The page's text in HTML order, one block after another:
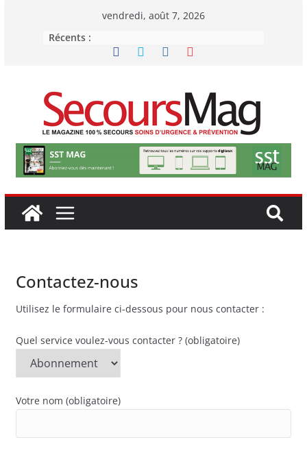
vendredi, août 7, 2026
Récents :
Contactez-nous
Utilisez le formulaire ci-dessous pour nous contacter :
Quel service voulez-vous contacter ? (obligatoire)
Votre nom (obligatoire)